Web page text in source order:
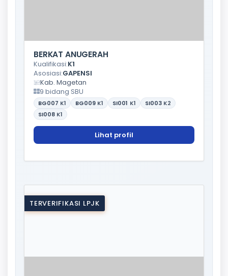
BERKAT ANUGERAH
Kualifikasi:K1
Asosiasi:GAPENSI
Kab. Magetan
9 bidang SBU
BG007 K1 BG009 K1 SI001 K1 SI003 K2
SI008 K1
Lihat profil
TERVERIFIKASI LPJK